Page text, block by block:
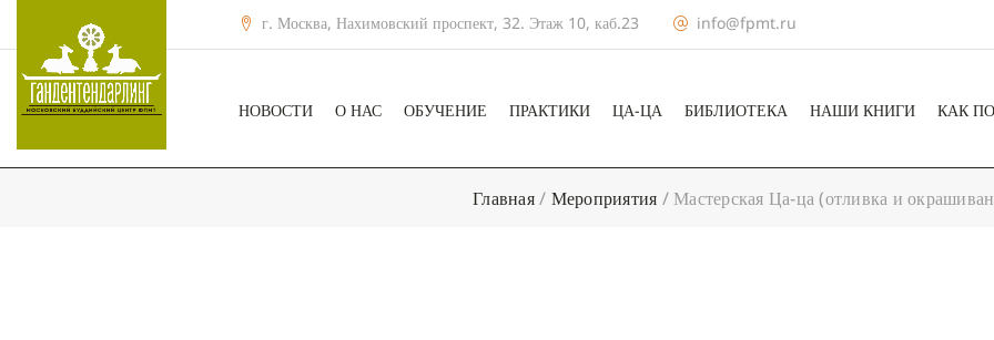
г. Москва, Нахимовский проспект, 32. Этаж 10, каб.23 info@fpmt.ru
НОВОСТИ О НАС ОБУЧЕНИЕ ПРАКТИКИ ЦА-ЦА БИБЛИОТЕКА НАШИ КНИГИ КАК
Главная/ Мероприятия / Мастерская Ца-ца (отливка и